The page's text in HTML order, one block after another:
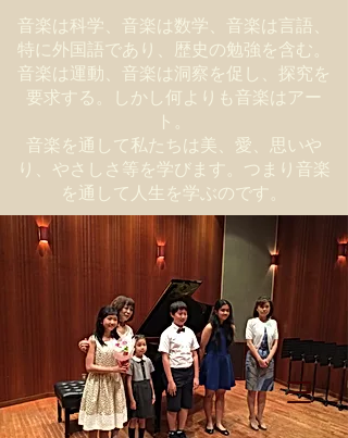
音楽は科学、音楽は数学、音楽は言語、
特に外国語であり、歴史の勉強を含む。
音楽は運動、音楽は洞察を促し、探究を
要求する。しかし何よりも音楽はアー
ト。
音楽を通して私たちは美、愛、思いや
り、やさしさ等を学びます。つまり音楽
を通して人生を学ぶのです。